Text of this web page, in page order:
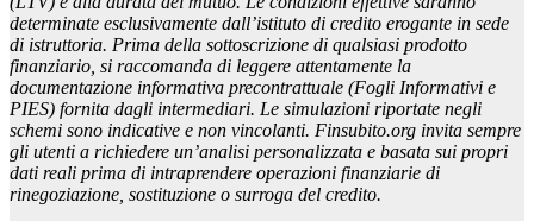
determinate esclusivamente dall’istituto di credito erogante in sede
di istruttoria. Prima della sottoscrizione di qualsiasi prodotto
finanziario, si raccomanda di leggere attentamente la
documentazione informativa precontrattuale (Fogli Informativi e
PIES) fornita dagli intermediari. Le simulazioni riportate negli
schemi sono indicative e non vincolanti. Finsubito.org invita sempre
gli utenti a richiedere un’analisi personalizzata e basata sui propri
dati reali prima di intraprendere operazioni finanziarie di
rinegoziazione, sostituzione o surroga del credito.